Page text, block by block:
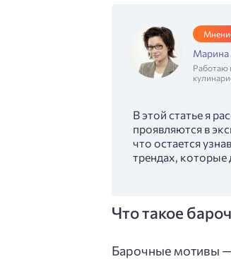
Марина
Работаю
В этой статье я
проявляются в
что остается
трендах, которые
Что такое
Барочные мотивы —